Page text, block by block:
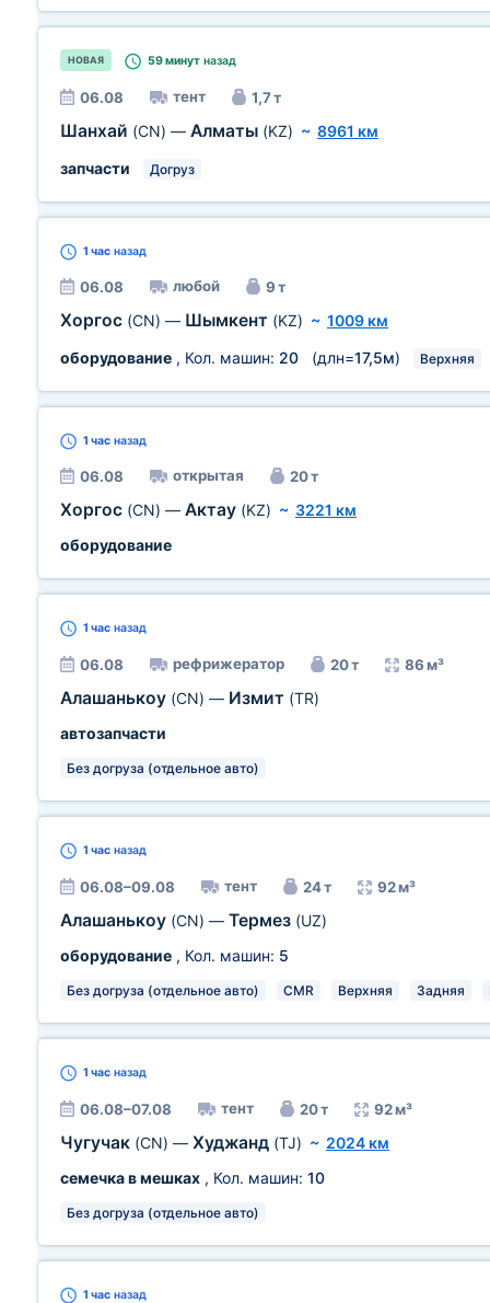
НОВАЯ 59 минут назад
06.08 тент 1,7 т
Шанхай (CN) — Алматы (KZ) ~ 8961 км
запчасти
Догруз
1 час назад
06.08 любой 9 т
Хоргос (CN) — Шымкент (KZ) ~ 1009 км
оборудование , Кол. машин: 20 (длн=17,5м) Верхняя
1 час назад
06.08 открытая 20 т
Хоргос (CN) — Актау (KZ) ~ 3221 км
оборудование
1 час назад
06.08 рефрижератор 20 т 86 м³
Алашанькоу (CN) — Измит (TR)
автозапчасти
Без догруза (отдельное авто)
1 час назад
06.08–09.08 тент 24 т 92 м³
Алашанькоу (CN) — Термез (UZ)
оборудование , Кол. машин: 5
Без догруза (отдельное авто) CMR Верхняя Задняя
1 час назад
06.08–07.08 тент 20 т 92 м³
Чугучак (CN) — Худжанд (TJ) ~ 2024 км
семечка в мешках , Кол. машин: 10
Без догруза (отдельное авто)
1 час назад